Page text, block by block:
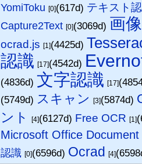
YomiToku [0](617d) テキスト
Capture2Text [0](3069d) 画
ocrad.js [1](4425d)
認識 [17](4542d)
(4836d) 文字認識 [17]
(5749d) スキャン [3](5874d)
ント [4](6127d) Free OCR [1]
Microsoft Office
認識 [0](6596d) Ocrad [4]